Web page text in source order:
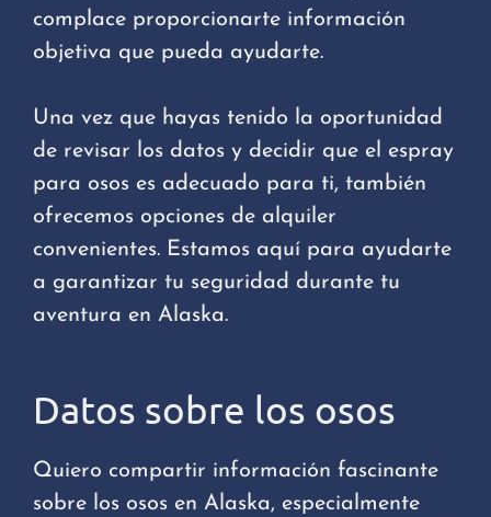
complace proporcionarte información
objetiva que pueda ayudarte.
Una vez que hayas tenido la oportunidad
de revisar los datos y decidir que el espray
para osos es adecuado para ti, también
ofrecemos opciones de alquiler
convenientes. Estamos aquí para ayudarte
a garantizar tu seguridad durante tu
aventura en Alaska.
Datos sobre los osos
Quiero compartir información fascinante
sobre los osos en Alaska, especialmente